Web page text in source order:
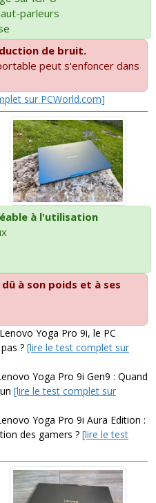
parleurs
de bruit.
peut s'enfoncer dans
sur PCWorld.com]
à l'utilisation
à son poids et à ses
Yoga Pro 9i, le PC
? [lire le test complet sur
Yoga Pro 9i Gen9 : Quand
[lire le test complet sur
Yoga Pro 9i Aura Edition :
des gamers ? [lire le test